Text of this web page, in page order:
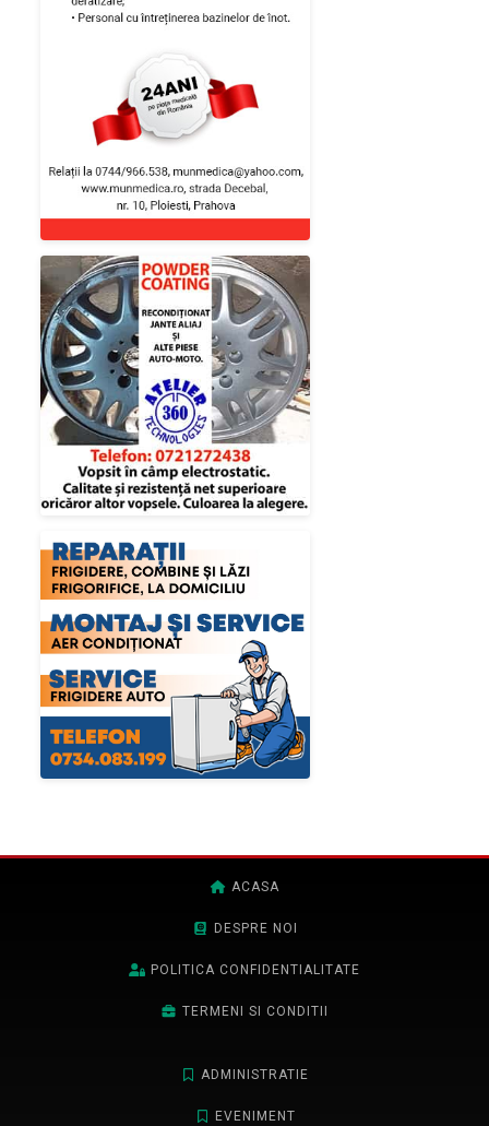
ACASA
DESPRE NOI
POLITICA CONFIDENTIALITATE
TERMENI SI CONDITII
ADMINISTRATIE
EVENIMENT